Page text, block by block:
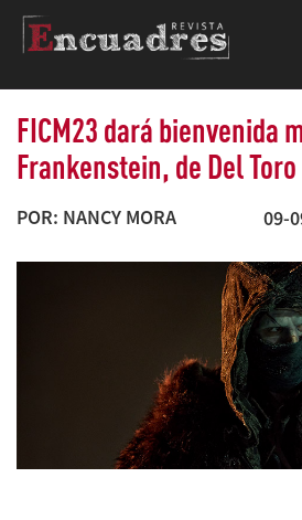
FICM23 dará bienvenida
Frankenstein, de Del Toro
POR: NANCY MORA 09-